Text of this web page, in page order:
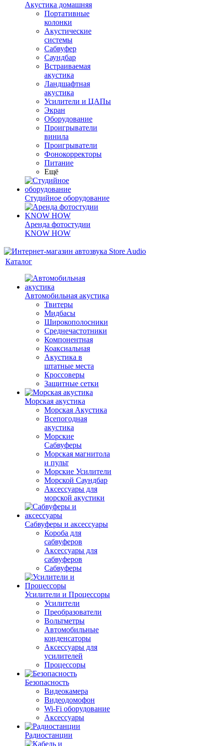
Акустика домашняя
Портативные
колонки
Акустические
системы
Сабвуфер
Саундбар
Встраиваемая
акустика
Ландшафтная
акустика
Усилители и ЦАПы
Экран
Оборудование
Проигрыватели
винила
Проигрыватели
Фонокорректоры
Питание
Ещё
Студийное оборудование
Аренда фотостудии
KNOW HOW
Каталог
Автомобильная акустика
Твитеры
Мидбасы
Широкополосники
Среднечастотники
Компонентная
Коаксиальная
Акустика в
штатные места
Кроссоверы
Защитные сетки
Морская акустика
Морская Акустика
Всепогодная
акустика
Морские
Сабвуферы
Морская магнитола
и пульт
Морские Усилители
Морской Cаундбар
Аксессуары для
морской акустики
Сабвуферы и аксессуары
Короба для
сабвуферов
Аксессуары для
сабвуферов
Сабвуферы
Усилители и Процессоры
Усилители
Преобразователи
Вольтметры
Автомобильные
конденсаторы
Аксессуары для
усилителей
Процессоры
Безопасность
Видеокамера
Видеодомофон
Wi-Fi оборудование
Аксессуары
Радиостанции